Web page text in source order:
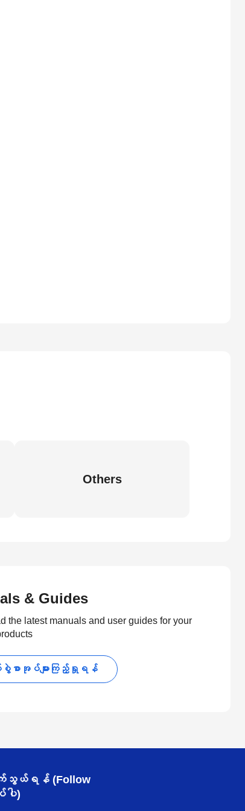
Others
& Guides
the latest manuals and user guides for your
စာအုပ်များကြည့်ရှုရန်
သွယ်ရန် (Follow
ါ)